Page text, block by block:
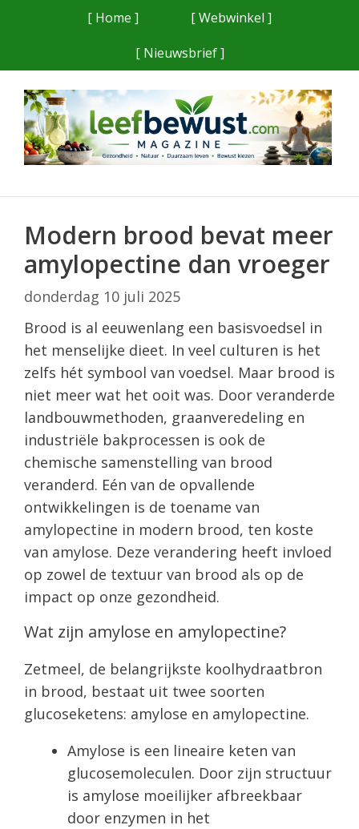
[ Home ]
[ Webwinkel ]
[ Nieuwsbrief ]
Modern brood bevat meer
amylopectine dan vroeger
donderdag 10 juli 2025
Brood is al eeuwenlang een basisvoedsel in
het menselijke dieet. In veel culturen is het
zelfs hét symbool van voedsel. Maar brood is
niet meer wat het ooit was. Door veranderde
landbouwmethoden, graanveredeling en
industriële bakprocessen is ook de
chemische samenstelling van brood
veranderd. Eén van de opvallende
ontwikkelingen is de toename van
amylopectine in modern brood, ten koste
van amylose. Deze verandering heeft invloed
op zowel de textuur van brood als op de
impact op onze gezondheid.
Wat zijn amylose en amylopectine?
Zetmeel, de belangrijkste koolhydraatbron
in brood, bestaat uit twee soorten
glucoseketens: amylose en amylopectine.
Amylose is een lineaire keten van
glucosemoleculen. Door zijn structuur
is amylose moeilijker afbreekbaar
door enzymen in het